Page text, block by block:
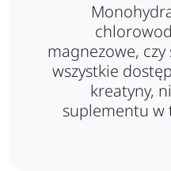
magnezowe,
wszystkie
kreatyny,
suplementu w